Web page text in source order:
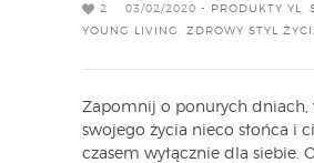
2 03/02/2020 - PRODUKTY YL
YOUNG LIVING
ZDROWY STYL
Zapomnij o ponurych dniach,
swojego życia nieco słońca i
czasem wyłącznie dla siebie.